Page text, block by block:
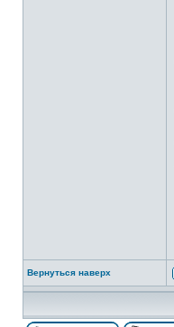
Вернуться наверх